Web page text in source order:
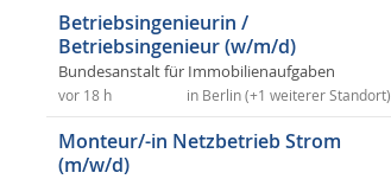
Betriebsingenieurin /
Betriebsingenieur (w/m/d)
Bundesanstalt für Immobilienaufgaben
in Berlin (+1 weiterer Standort)
vor 18 h
Monteur/-in Netzbetrieb Strom
(m/w/d)